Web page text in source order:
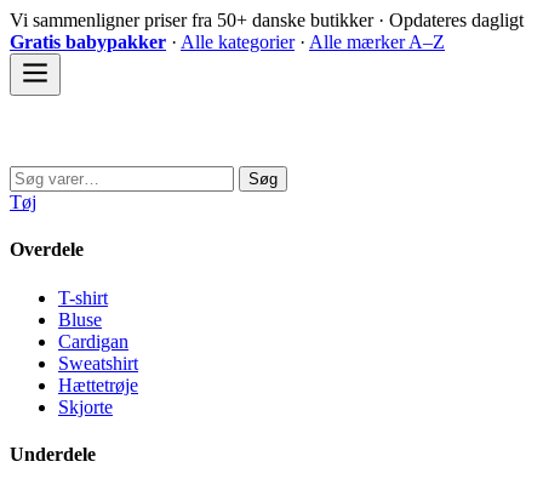
Spring
til
indhold
Vi sammenligner priser fra 50+ danske butikker · Opdateres dagligt
Gratis babypakker · Alle kategorier· Alle mærker A–Z
Søg
efter:
Søg
Tøj
Overdele
T-shirt
Bluse
Cardigan
Sweatshirt
Hættetrøje
Skjorte
Underdele